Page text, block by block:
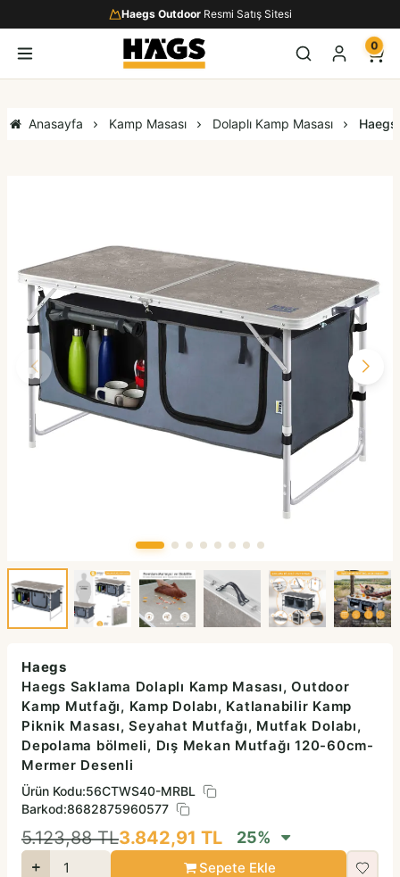
Haegs OutdoorResmi Satış Sitesi
0
Anasayfa Kamp Masası Dolaplı Kamp Masası Haegs
Haegs
Haegs Saklama Dolaplı Kamp Masası, Outdoor
Kamp Mutfağı, Kamp Dolabı, Katlanabilir Kamp
Piknik Masası, Seyahat Mutfağı, Mutfak Dolabı,
Depolama bölmeli, Dış Mekan Mutfağı 120-60cm-
Mermer Desenli
Ürün Kodu:56CTWS40-MRBL
Barkod:8682875960577
5.123,88 TL3.842,91 TL 25%
Sepete Ekle